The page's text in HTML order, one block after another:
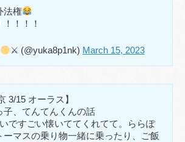
法権
！！！
⚔ (@yuka8p1nk) March 15, 2023
3/15 オーラス】
子、てんてんくんの話
いですごい懐いててくれてて。ららぽ
ーマスの乗り物一緒に乗ったり、ご飯